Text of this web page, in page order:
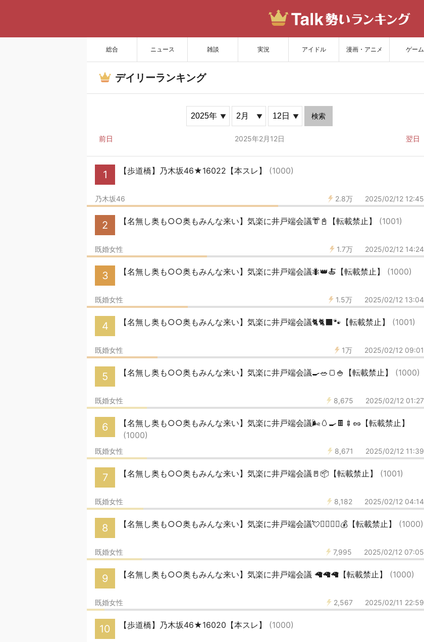
総合 ニュース 雑談 実況 アイドル 漫画・アニメ ゲーム
サイトを更新
デイリーランキング
検索
前日 2025年2月12日 翌日
1 【歩道橋】乃木坂46★16022【本スレ】 (1000)
2.8万 2025/02/12 12:45
乃木坂46
2 【名無し奥も○○奥もみんな来い】気楽に井戸端会議👘📓【転載禁止】 (1001)
1.7万 2025/02/12 14:24
既婚女性
3 【名無し奥も○○奥もみんな来い】気楽に井戸端会議🐜👑🍝【転載禁止】 (1000)
1.5万 2025/02/12 13:04
既婚女性
4 【名無し奥も○○奥もみんな来い】気楽に井戸端会議🐈🐈‍⬛🐾【転載禁止】 (1001)
1万 2025/02/12 09:01
既婚女性
5 【名無し奥も○○奥もみんな来い】気楽に井戸端会議🍳🥗🍞🍚【転載禁止】 (1000)
8,675 2025/02/12 01:27
既婚女性
6
【名無し奥も○○奥もみんな来い】気楽に井戸端会議🌬️🥚🍳🍫🍢🥜【転載禁止】
(1000)
8,671 2025/02/12 11:39
既婚女性
7 【名無し奥も○○奥もみんな来い】気楽に井戸端会議🚪📦【転載禁止】 (1001)
8,182 2025/02/12 04:14
既婚女性
8 【名無し奥も○○奥もみんな来い】気楽に井戸端会議💘👩‍❤️‍💋‍👨💰【転載禁止】 (1000)
7,995 2025/02/12 07:05
既婚女性
9 【名無し奥も○○奥もみんな来い】気楽に井戸端会議 🦙🦙🦙【転載禁止】 (1000)
2,567 2025/02/11 22:59
既婚女性
10 【歩道橋】乃木坂46★16020【本スレ】 (1000)